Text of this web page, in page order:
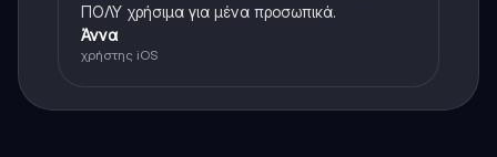
ΠΟΛΥ χρήσιμα για μένα προσωπικά.
Άννα
χρήστης iOS